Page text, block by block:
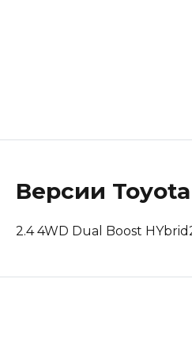
Rolls-Royce
Версии Toyota
2.4 4WD Dual Boost HYbrid